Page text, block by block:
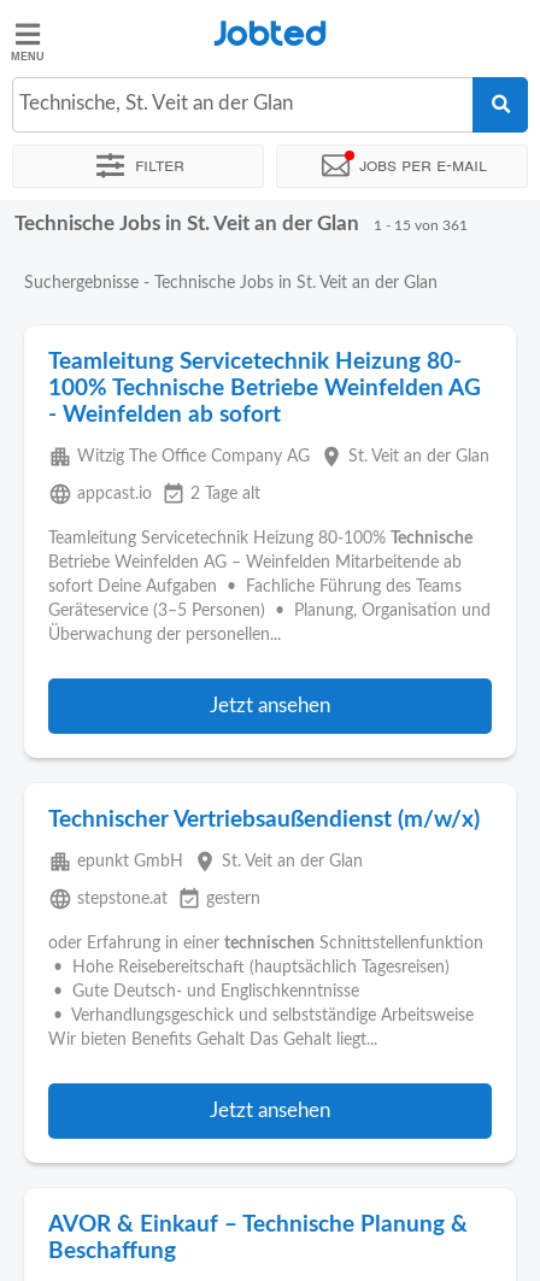
Jobted
Jobs
Jobted
Technische, St. Veit an der Glan
Filter Jobs per e-mail
Sortieren nach Genauer Standort Unternehmen
Technische Jobs in St. Veit an der Glan 1 - 15 von 361
Suchergebnisse - Technische Jobs in St. Veit an der Glan
Teamleitung Servicetechnik Heizung 80-
100% Technische Betriebe Weinfelden AG
- Weinfelden ab sofort
apartment Witzig The Office Company AG place St. Veit an der Glan
language appcast.io event_available 2 Tage alt
Teamleitung Servicetechnik Heizung 80-100%
Technische
Betriebe Weinfelden AG – Weinfelden Mitarbeitende ab
sofort Deine Aufgaben • Fachliche Führung des Teams
Geräteservice (3–5 Personen) • Planung, Organisation und
Überwachung der personellen...
Jetzt ansehen
Technischer Vertriebsaußendienst (m/w/x)
apartment epunkt GmbH place St. Veit an der Glan
language stepstone.at event_available gestern
oder Erfahrung in einer technischen Schnittstellenfunktion
• Hohe Reisebereitschaft (hauptsächlich Tagesreisen)
• Gute Deutsch- und Englischkenntnisse
• Verhandlungsgeschick und selbstständige Arbeitsweise
Wir bieten Benefits Gehalt Das Gehalt liegt...
Jetzt ansehen
AVOR & Einkauf – Technische Planung &
Beschaffung